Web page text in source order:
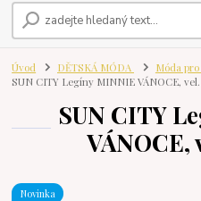
Úvod DĚTSKÁ MÓDA Móda
SUN CITY Legíny MINNIE VÁNOCE, vel.
SUN CITY
VÁNOCE,
Novinka